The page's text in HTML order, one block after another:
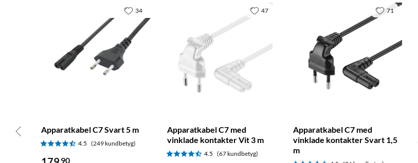
Apparatkabel C7 Svart 5 m
4.5 (249 kundbetyg)
90
34
Apparatkabel C7 med
vinklade kontakter Vit 3 m
4.5 (67 kundbetyg)
47
Apparatkabel C7 med
vinklade kontakter Svart 1,5
m
71